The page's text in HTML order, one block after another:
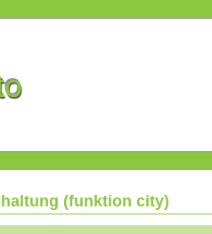
(funktion city)